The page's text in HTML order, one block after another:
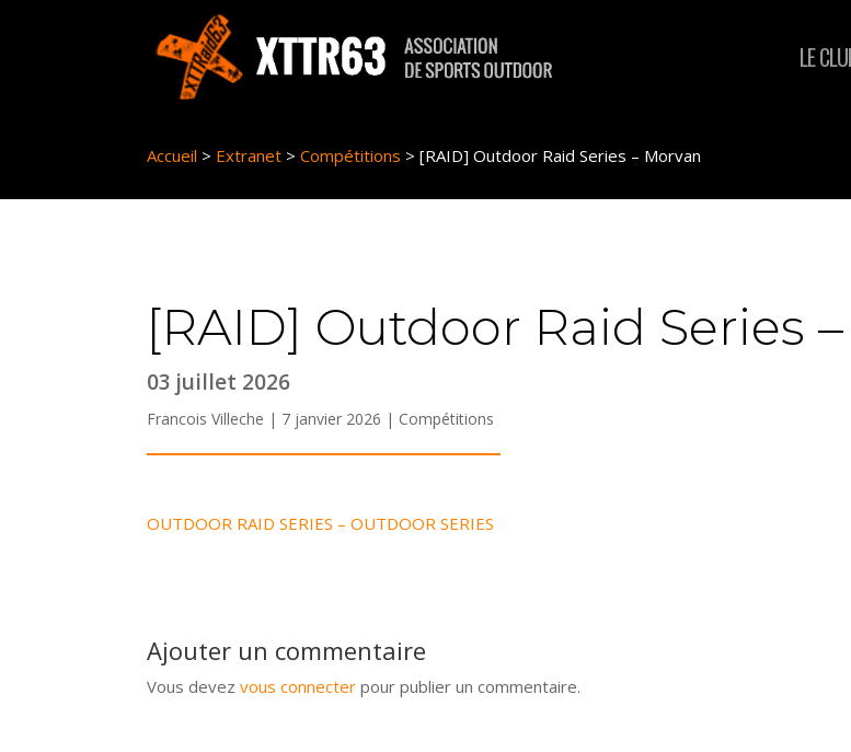
LE
Accueil > Extranet >Compétitions >[RAID] Outdoor Raid Series – Morvan
[RAID] Outdoor Raid Series
03 juillet 2026
Francois Villeche | 7 janvier 2026 | Compétitions
OUTDOOR RAID SERIES – OUTDOOR SERIES
Ajouter un commentaire
Vous devezvous connecter pour publier un commentaire.
Panneau de gestion des cookies